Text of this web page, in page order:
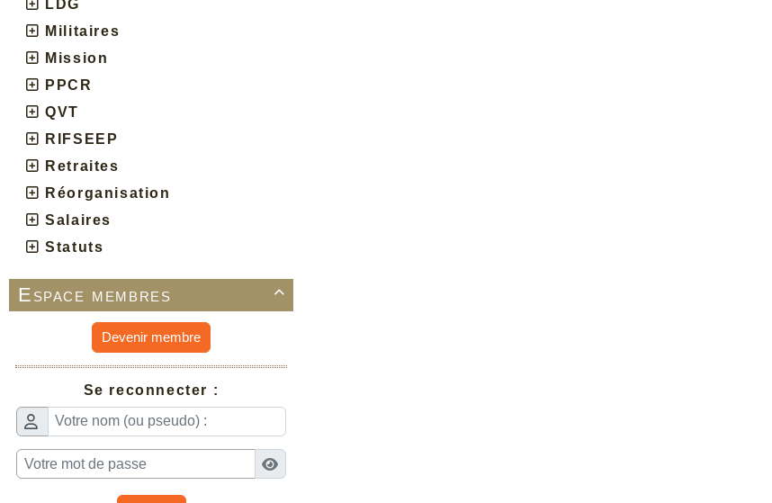
LDG
Militaires
Mission
PPCR
QVT
RIFSEEP
Retraites
Réorganisation
Salaires
Statuts

Espace membres
Devenir membre
Se reconnecter :